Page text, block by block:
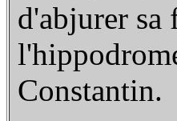
d'abjurer
Constantin.